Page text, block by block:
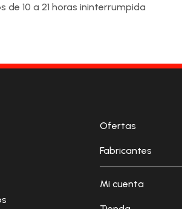
de 10 a 21 horas ininterrumpida
Ofertas
Fabricantes
Mi cuenta